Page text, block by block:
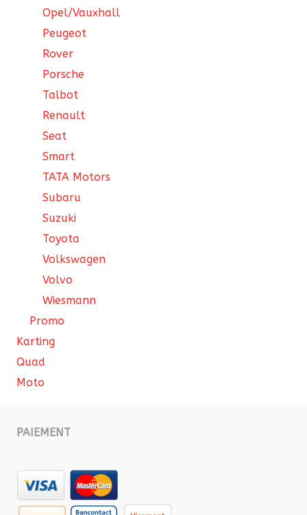
Opel/Vauxhall
Peugeot
Rover
Porsche
Talbot
Renault
Seat
Smart
TATA Motors
Subaru
Suzuki
Toyota
Volkswagen
Volvo
Wiesmann
Promo
Karting
Quad
Moto
PAIEMENT